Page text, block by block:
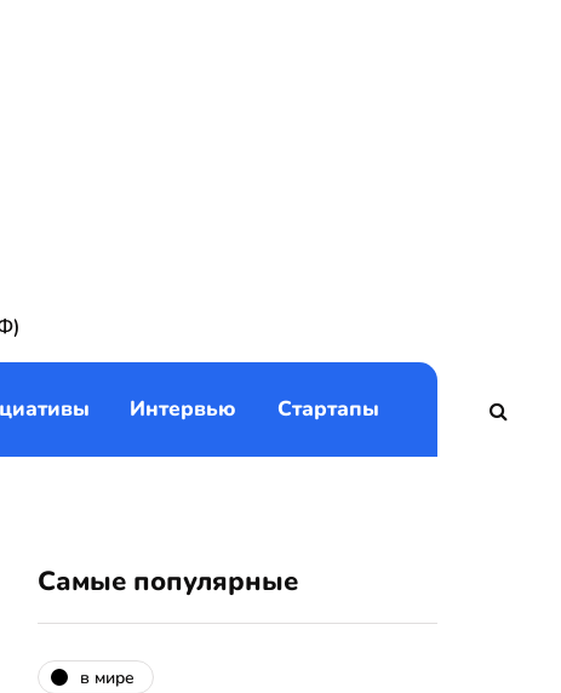
Интервью Стартапы
Самые популярные
в мире